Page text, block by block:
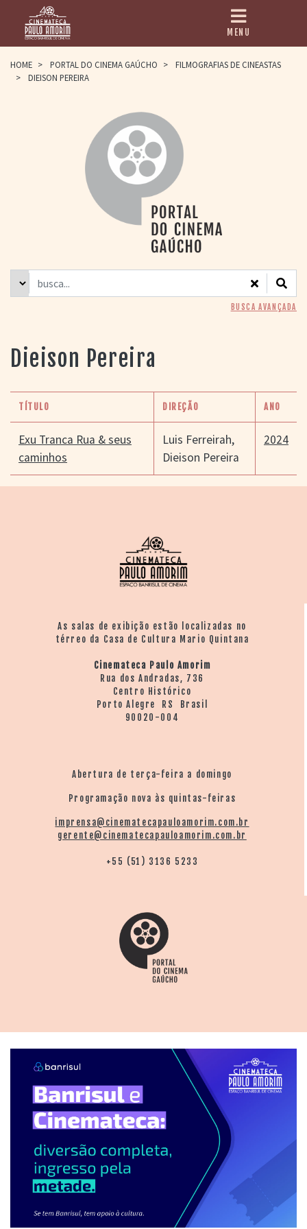
HOME
PAULO AMORIM
> HOMENAGEADOS
> EQUIPE
> ASSOCIAÇÃO DOS
> BIBLIOTECA
ROMEU GRIMALDI
> GRADE SEMANAL
> PREÇOS E
DESCONTOS
PORTAL DO
CINEMA GAÚCHO
> LISTA DE FILMES
> FILMOGRAFIAS DE
CINEASTAS
> DISCOGRAFIAS
> BIBLIOGRAFIAS
MENU
HOME > PORTAL DO CINEMA GAÚCHO >
FILMOGRAFIAS DE CINEASTAS
>
DIEISON PEREIRA
BUSCA AVANÇADA
Dieison Pereira
TÍTULO DIREÇÃO ANO
Exu Tranca Rua & seus
caminhos
Luis Ferreirah,
Dieison Pereira
2024
As salas de exibição estão localizadas no
térreo da Casa de Cultura Mario Quintana
Cinemateca Paulo Amorim
Rua dos Andradas, 736
Centro Histórico
Porto Alegre RS Brasil
90020-004
Abertura de terça-feira a domingo
Programação nova às quintas-feiras
imprensa@cinematecapauloamorim.com.br
gerente@cinematecapauloamorim.com.br
+55 (51) 3136 5233